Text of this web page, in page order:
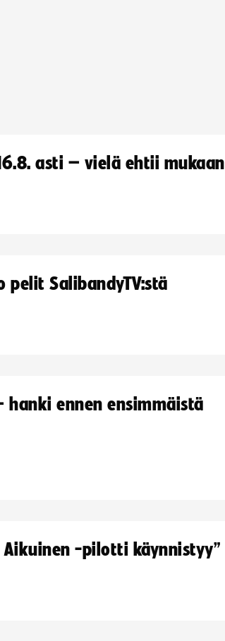
asti – vielä ehtii mukaan
SalibandyTV:stä
hanki ennen ensimmäistä
Aikuinen -pilotti käynnistyy”